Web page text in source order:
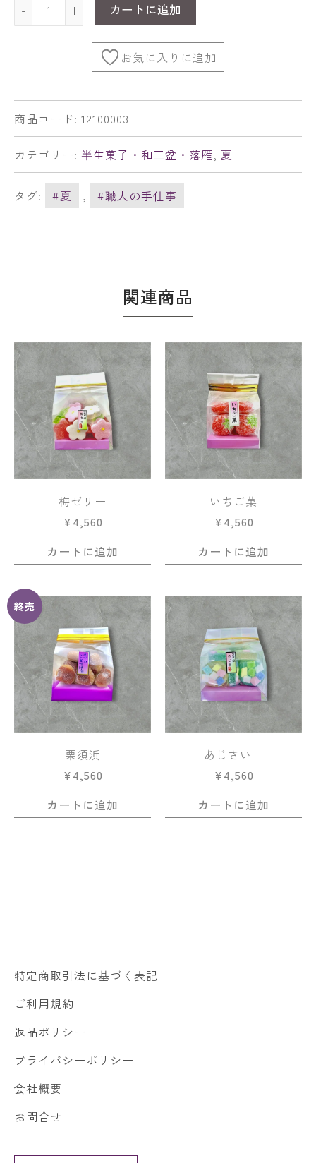
- + カートに追加
お気に入りに追加
商品コード: 12100003
カテゴリー: 半生菓子・和三盆・落雁, 夏
タグ: #夏 , #職人の手仕事
関連商品
梅ゼリー
¥4,560
カートに追加
いちご菓
¥4,560
カートに追加
終売
栗須浜
¥4,560
カートに追加
あじさい
¥4,560
カートに追加
特定商取引法に基づく表記
ご利用規約
返品ポリシー
プライバシーポリシー
会社概要
お問合せ